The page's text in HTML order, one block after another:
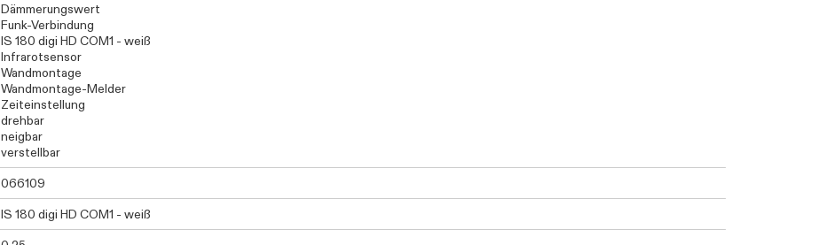
Dämmerungswert
Funk-Verbindung
IS 180 digi HD COM1 - weiß
Infrarotsensor
Wandmontage
Wandmontage-Melder
Zeiteinstellung
drehbar
neigbar
verstellbar
066109
IS 180 digi HD COM1 - weiß